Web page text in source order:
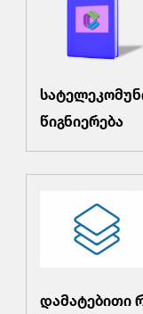
წიგნიერება
დამატებითი